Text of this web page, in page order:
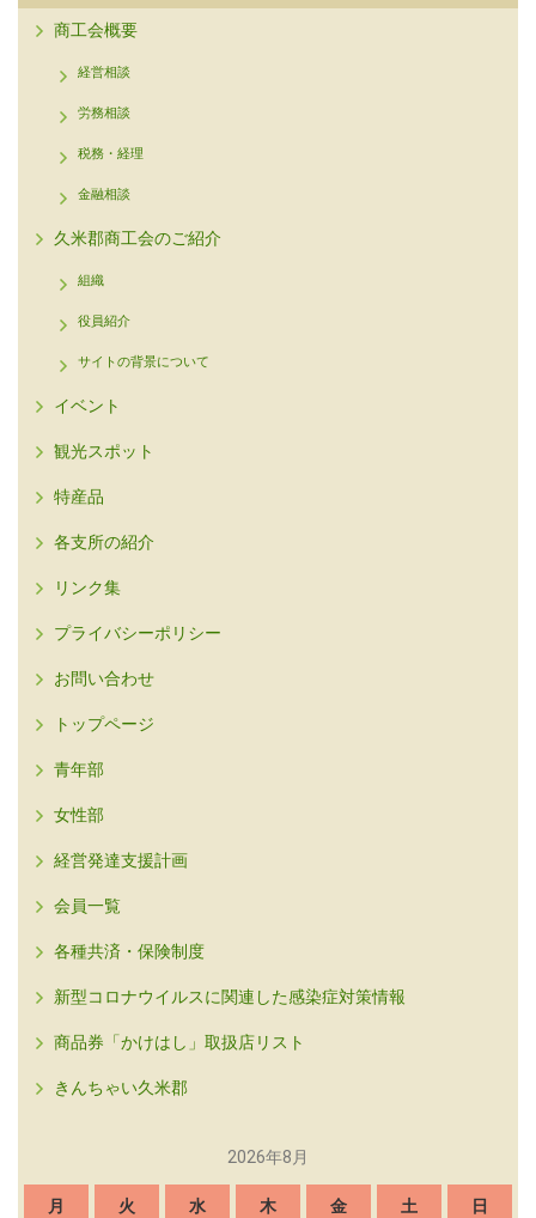
商工会概要
経営相談
労務相談
税務・経理
金融相談
久米郡商工会のご紹介
組織
役員紹介
サイトの背景について
イベント
観光スポット
特産品
各支所の紹介
リンク集
プライバシーポリシー
お問い合わせ
トップページ
青年部
女性部
経営発達支援計画
会員一覧
各種共済・保険制度
新型コロナウイルスに関連した感染症対策情報
商品券「かけはし」取扱店リスト
きんちゃい久米郡
2026年8月
月 火 水 木 金 土 日